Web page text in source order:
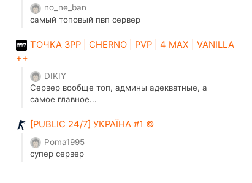
no_ne_ban
самый топовый пвп сервер
ТОЧКА 3PP | CHERNO | PVP | 4 MAX | VANILLA
++
DIKIY
Сервер вообще топ, админы адекватные, а
самое главное...
[PUBLIC 24/7] УКРАЇНА #1 ©
Poma1995
супер сервер